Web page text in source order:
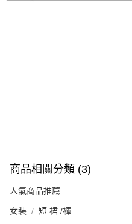
商品相關分類 (3)
人氣商品推薦
女裝 短 裙 /褲